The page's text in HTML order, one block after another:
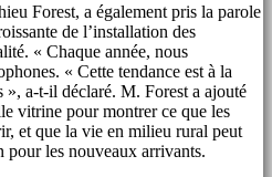
Forest, a également pris la parole
de l’installation des
« Chaque année, nous
« Cette tendance est à la
», a-t-il déclaré. M. Forest a ajouté
vitrine pour montrer ce que les
et que la vie en milieu rural peut
pour les nouveaux arrivants.